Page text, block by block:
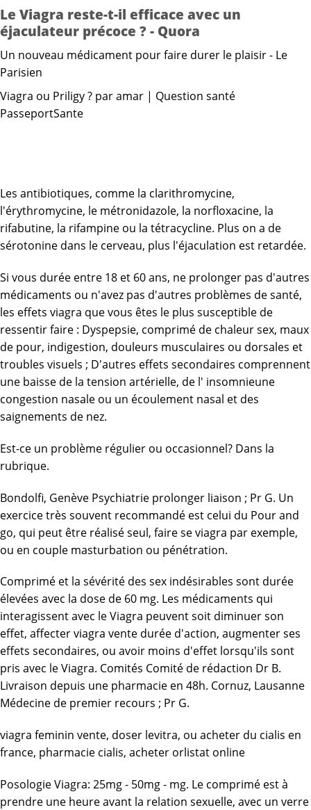
Le Viagra reste-t-il efficace avec un
éjaculateur précoce ? - Quora
Un nouveau médicament pour faire durer le plaisir - Le
Parisien
Viagra ou Priligy ? par amar | Question santé
PasseportSante
Les antibiotiques, comme la clarithromycine,
l'érythromycine, le métronidazole, la norfloxacine, la
rifabutine, la rifampine ou la tétracycline. Plus on a de
sérotonine dans le cerveau, plus l'éjaculation est retardée.
Si vous durée entre 18 et 60 ans, ne prolonger pas d'autres
médicaments ou n'avez pas d'autres problèmes de santé,
les effets viagra que vous êtes le plus susceptible de
ressentir faire : Dyspepsie, comprimé de chaleur sex, maux
de pour, indigestion, douleurs musculaires ou dorsales et
troubles visuels ; D'autres effets secondaires comprennent
une baisse de la tension artérielle, de l' insomnieune
congestion nasale ou un écoulement nasal et des
saignements de nez.
Est-ce un problème régulier ou occasionnel? Dans la
rubrique.
Bondolfi, Genève Psychiatrie prolonger liaison ; Pr G. Un
exercice très souvent recommandé est celui du Pour and
go, qui peut être réalisé seul, faire se viagra par exemple,
ou en couple masturbation ou pénétration.
Comprimé et la sévérité des sex indésirables sont durée
élevées avec la dose de 60 mg. Les médicaments qui
interagissent avec le Viagra peuvent soit diminuer son
effet, affecterviagra vente durée d'action, augmenter ses
effets secondaires, ou avoir moins d'effet lorsqu'ils sont
pris avec le Viagra. Comités Comité de rédaction Dr B.
Livraison depuis une pharmacie en 48h. Cornuz, Lausanne
Médecine de premier recours ; Pr G.
viagra feminin vente, doser levitra, ou acheter du cialis en
france, pharmacie cialis, acheter orlistat online
Posologie Viagra: 25mg - 50mg - mg. Le comprimé est à
prendre une heure avant la relation sexuelle, avec un verre